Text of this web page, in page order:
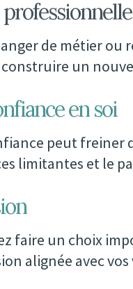
de métier ou
un
en soi
peut freiner
limitantes et le
faire un choix
alignée avec